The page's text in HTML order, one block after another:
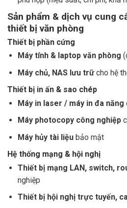
Sản phẩm & dịch vụ cung
thiết bị văn phòng
Thiết bị phần cứng
Máy tính & laptop văn phòng
Máy chủ, NAS lưu trữcho hệ
Thiết bị in ấn & sao chép
Máy in laser / máy in đa năng
Máy photocopy công nghiệp
Máy hủy tài liệubảo mật
Hệ thống mạng & hội nghị
Thiết bị mạng LAN, switch,
nghiệp
Thiết bị hội nghị trực tuyến,